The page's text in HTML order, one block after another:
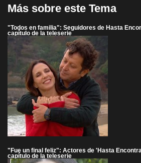
Más sobre este Tema
"Todos en familia": Seguidores de Hasta
capítulo de la teleserie
"Fue un final feliz": Actores de 'Hasta
capítulo de la teleserie